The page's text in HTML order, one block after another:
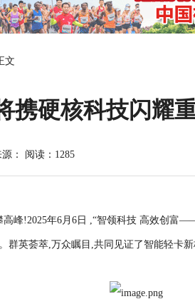
文
携硬核科技闪耀
： 阅读：1285
高峰!2025年6月6日 ,“智领科技 高效创富
群英荟萃,万众瞩目,共同见证了智能轻卡